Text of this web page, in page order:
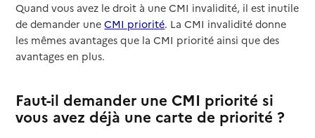
Quand vous avez le droit à une CMI invalidité, il est inutile
de demander uneCMI priorité. La CMI invalidité donne
les mêmes avantages que la CMI priorité ainsi que des
avantages en plus.
Faut-il demander une CMI priorité si
vous avez déjà une carte de priorité ?